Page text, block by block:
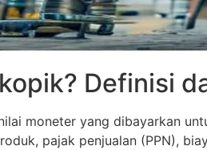
Definisi
moneter yang dibayarkan
pajak penjualan (PPN),